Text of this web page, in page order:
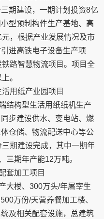
期建设，一期计划投资8亿
型预制构件生产基地、高
，根据产业发展情况及市
进高铁电子设备生产项
路智慧物流项目。项目全
。
用纸产业园项目
结构型生活用纸纸机生产
步建设供水、变电站、燃
仓储、物流配送中心等公
期建设完成，其中一期年
三期年产能12万吨。
套加工项目
大楼、300万头/年屠宰生
万份/天营养餐加工楼、
及相关配套设施，总建筑